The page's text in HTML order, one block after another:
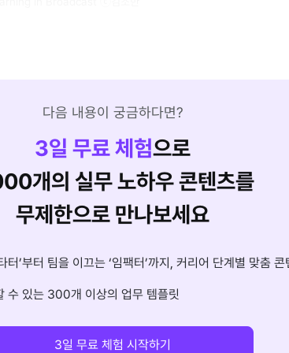
다음 내용이 궁금하다면?
3일 무료 체험으로
개의 실무 노하우 콘텐츠를
무제한으로 만나보세요
터’부터 팀을 이끄는 ‘임팩터’까지, 커리어 단계별 맞춤 콘
수 있는 300개 이상의 업무 템플릿
3일 무료 체험 시작하기